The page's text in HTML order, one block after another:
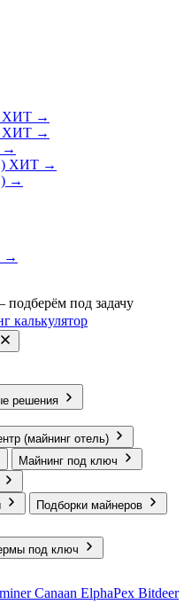
ХИТ →
ХИТ →
→
ХИТ →
→
→
под задачу
калькулятор
решения
(майнинг отель)
Майнинг под ключ
Подборки майнеров
под ключ
Canaan ElphaPex Bitdeer